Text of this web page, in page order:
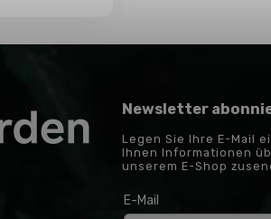
Newsletter
Legen Sie Ihre E-Mail
Ihnen Informationen
unserem E-Shop
E-Mail